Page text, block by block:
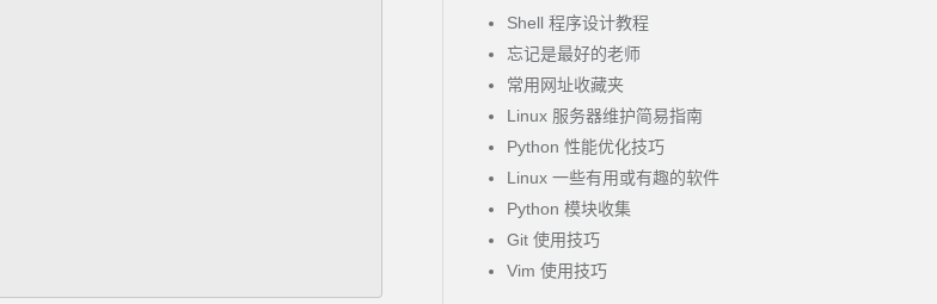
Shell 程序设计教程
忘记是最好的老师
常用网址收藏夹
Linux 服务器维护简易指南
Python 性能优化技巧
Linux 一些有用或有趣的软件
Python 模块收集
Git 使用技巧
Vim 使用技巧